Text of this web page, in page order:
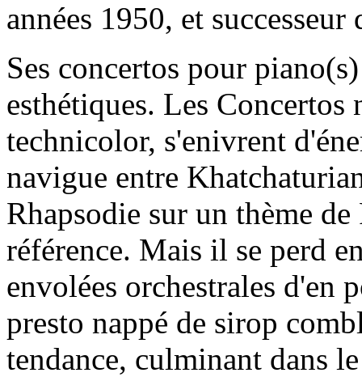
années 1950, et
Ses concertos pour
esthétiques. Les Concertos
technicolor, s'enivrent
navigue entre
Rhapsodie sur un thème
référence. Mais il se perd
envolées orchestrales
presto nappé de sirop
tendance, culminant dans